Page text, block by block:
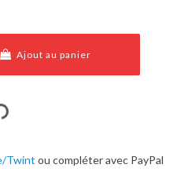
Ajout au panier
Twint ou compléter avec PayPal